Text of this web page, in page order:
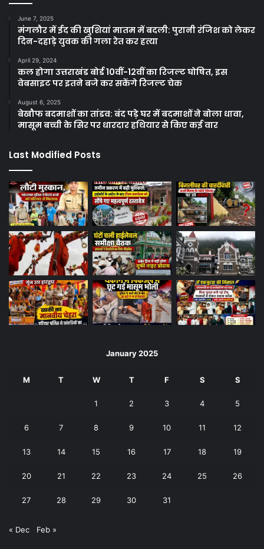
June 7, 2025
मंगलौर में ईद की खुशियां मातम में बदली: पुरानी रंजिश को लेकर
दिन-दहाड़े युवक की गला रेत कर हत्या
April 29, 2024
कल होगा उत्तराखंड बोर्ड 10वीं-12वीं का रिजल्ट घोषित, इस
वेबसाइट पर इतने बजे कर सकेंगे रिजल्ट चेक
August 6, 2025
बेखौफ बदमाशों का तांडव: बंद पड़े घर में बदमाशों ने बोला धावा,
मासूम बच्ची के सिर पर धारदार हथियार से किए कई वार
Last Modified Posts
January 2025
M T W T F S S
1 2 3 4 5
6 7 8 9 10 11 12
13 14 15 16 17 18 19
20 21 22 23 24 25 26
27 28 29 30 31
« Dec Feb »